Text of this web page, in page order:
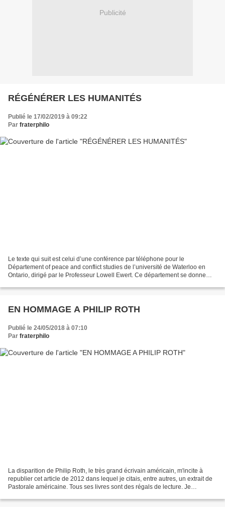
Publicité
RÉGÉNÉRER LES HUMANITÉS
Publié le 17/02/2019 à 09:22
Par fraterphilo
Le texte qui suit est celui d’une conférence par téléphone pour le
Département of peace and conflict studies de l’université de Waterloo en
Ontario, dirigé par le Professeur Lowell Ewert. Ce département se donne
EN HOMMAGE A PHILIP ROTH
Publié le 24/05/2018 à 07:10
Par fraterphilo
La disparition de Philip Roth, le très grand écrivain américain, m'incite à
republier cet article de 2012 dans lequel je citais, entre autres, un extrait de
Pastorale américaine. Tous ses livres sont des régals de lecture. Je